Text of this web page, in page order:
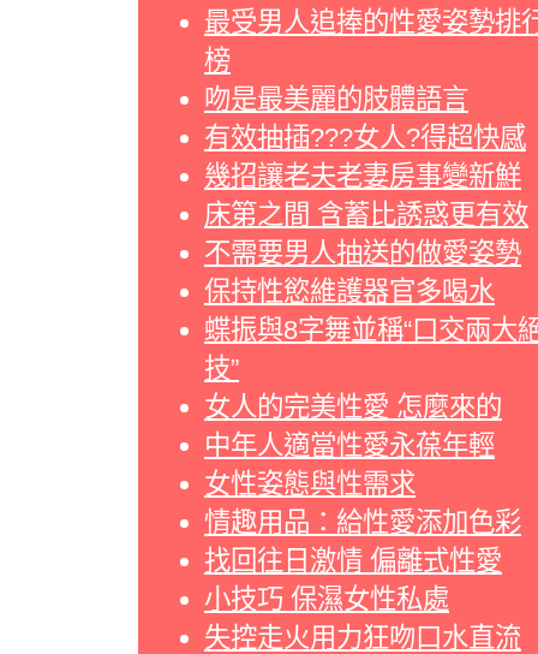
最受男人追捧的性愛姿勢排
榜
吻是最美麗的肢體語言
有效抽插???女人?得超快感
幾招讓老夫老妻房事變新鮮
床第之間 含蓄比誘惑更有效
不需要男人抽送的做愛姿勢
保持性慾維護器官多喝水
蝶振與8字舞並稱“口交兩大
技”
女人的完美性愛 怎麼來的
中年人適當性愛永葆年輕
女性姿態與性需求
情趣用品：給性愛添加色彩
找回往日激情 偏離式性愛
小技巧 保濕女性私處
失控走火用力狂吻口水直流